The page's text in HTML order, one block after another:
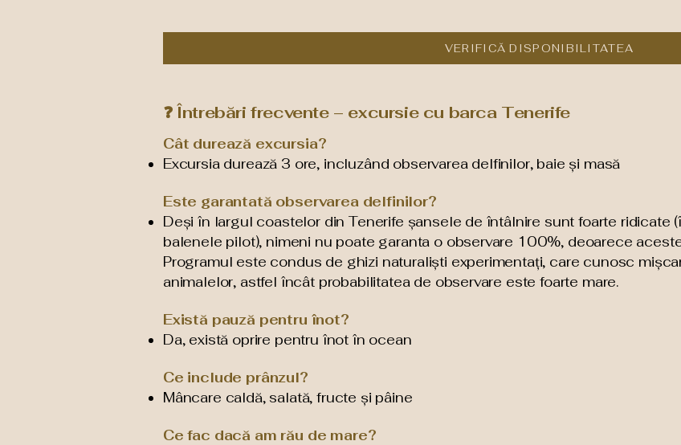
VERIFICĂ DISPONIBILITATEA
❓ Întrebări frecvente – excursie cu barca Tenerife
Cât durează excursia?
Excursia durează 3 ore, incluzând observarea delfinilor, baie și masă
Este garantată observarea delfinilor?
Deși în largul coastelor din Tenerife șansele de întâlnire sunt foarte ridicate
balenele pilot), nimeni nu poate garanta o observare 100%, deoarece
Programul este condus de ghizi naturaliști experimentați, care cunosc
animalelor, astfel încât probabilitatea de observare este foarte mare.
Există pauză pentru înot?
Da, există oprire pentru înot în ocean
Ce include prânzul?
Mâncare caldă, salată, fructe și pâine
Ce fac dacă am rău de mare?